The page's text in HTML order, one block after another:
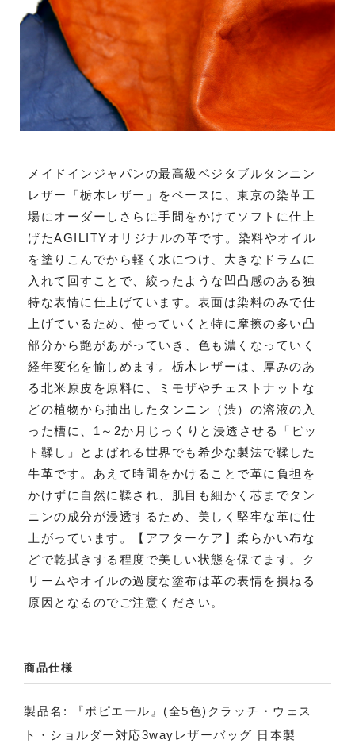
メイドインジャパンの最高級ベジタブルタンニン
レザー「栃木レザー」をベースに、東京の染革工
場にオーダーしさらに手間をかけてソフトに仕上
げたAGILITYオリジナルの革です。染料やオイル
を塗りこんでから軽く水につけ、大きなドラムに
入れて回すことで、絞ったような凹凸感のある独
特な表情に仕上げています。表面は染料のみで仕
上げているため、使っていくと特に摩擦の多い凸
部分から艶があがっていき、色も濃くなっていく
経年変化を愉しめます。栃木レザーは、厚みのあ
る北米原皮を原料に、ミモザやチェストナットな
どの植物から抽出したタンニン（渋）の溶液の入
った槽に、1～2か月じっくりと浸透させる「ピッ
ト鞣し」とよばれる世界でも希少な製法で鞣した
牛革です。あえて時間をかけることで革に負担を
かけずに自然に鞣され、肌目も細かく芯までタン
ニンの成分が浸透するため、美しく堅牢な革に仕
上がっています。【アフターケア】柔らかい布な
どで乾拭きする程度で美しい状態を保てます。ク
リームやオイルの過度な塗布は革の表情を損ねる
原因となるのでご注意ください。
商品仕様
製品名: 『ポピエール』(全5色)クラッチ・ウェス
ト・ショルダー対応3wayレザーバッグ 日本製